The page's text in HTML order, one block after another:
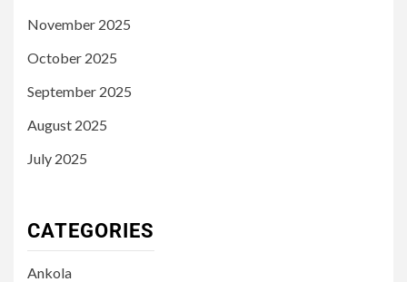
November 2025
October 2025
September 2025
August 2025
July 2025
CATEGORIES
Ankola